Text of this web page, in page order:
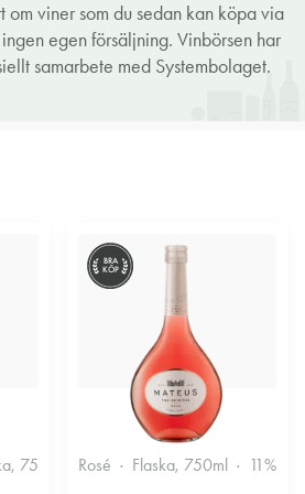
om viner som du sedan kan köpa via
egen försäljning. Vinbörsen har
samarbete med Systembolaget.
750ml 12.5% Fruktigt & Smakrikt
BRA
KÖP
Rosé Flaska, 750ml 11%